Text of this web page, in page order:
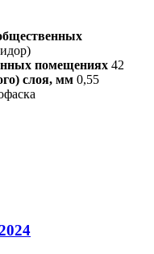
помещениях 42
слоя, мм 0,55